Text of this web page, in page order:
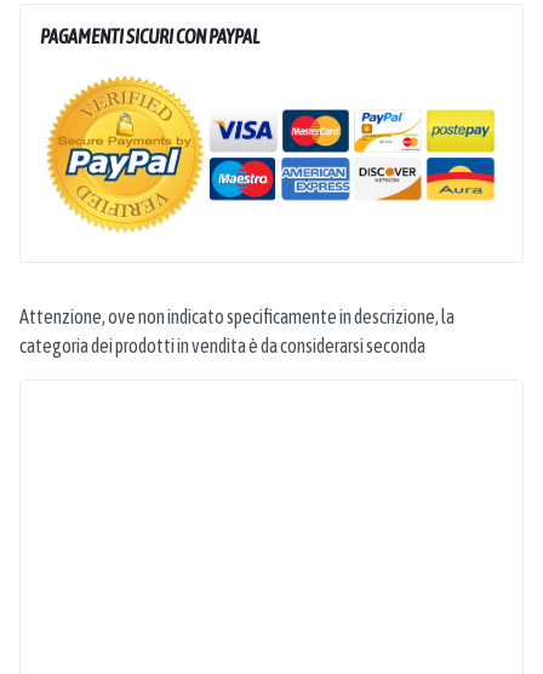
PAGAMENTI SICURI CON PAYPAL
Attenzione, ove non indicato specificamente in descrizione, la
categoria dei prodotti in vendita è da considerarsi seconda